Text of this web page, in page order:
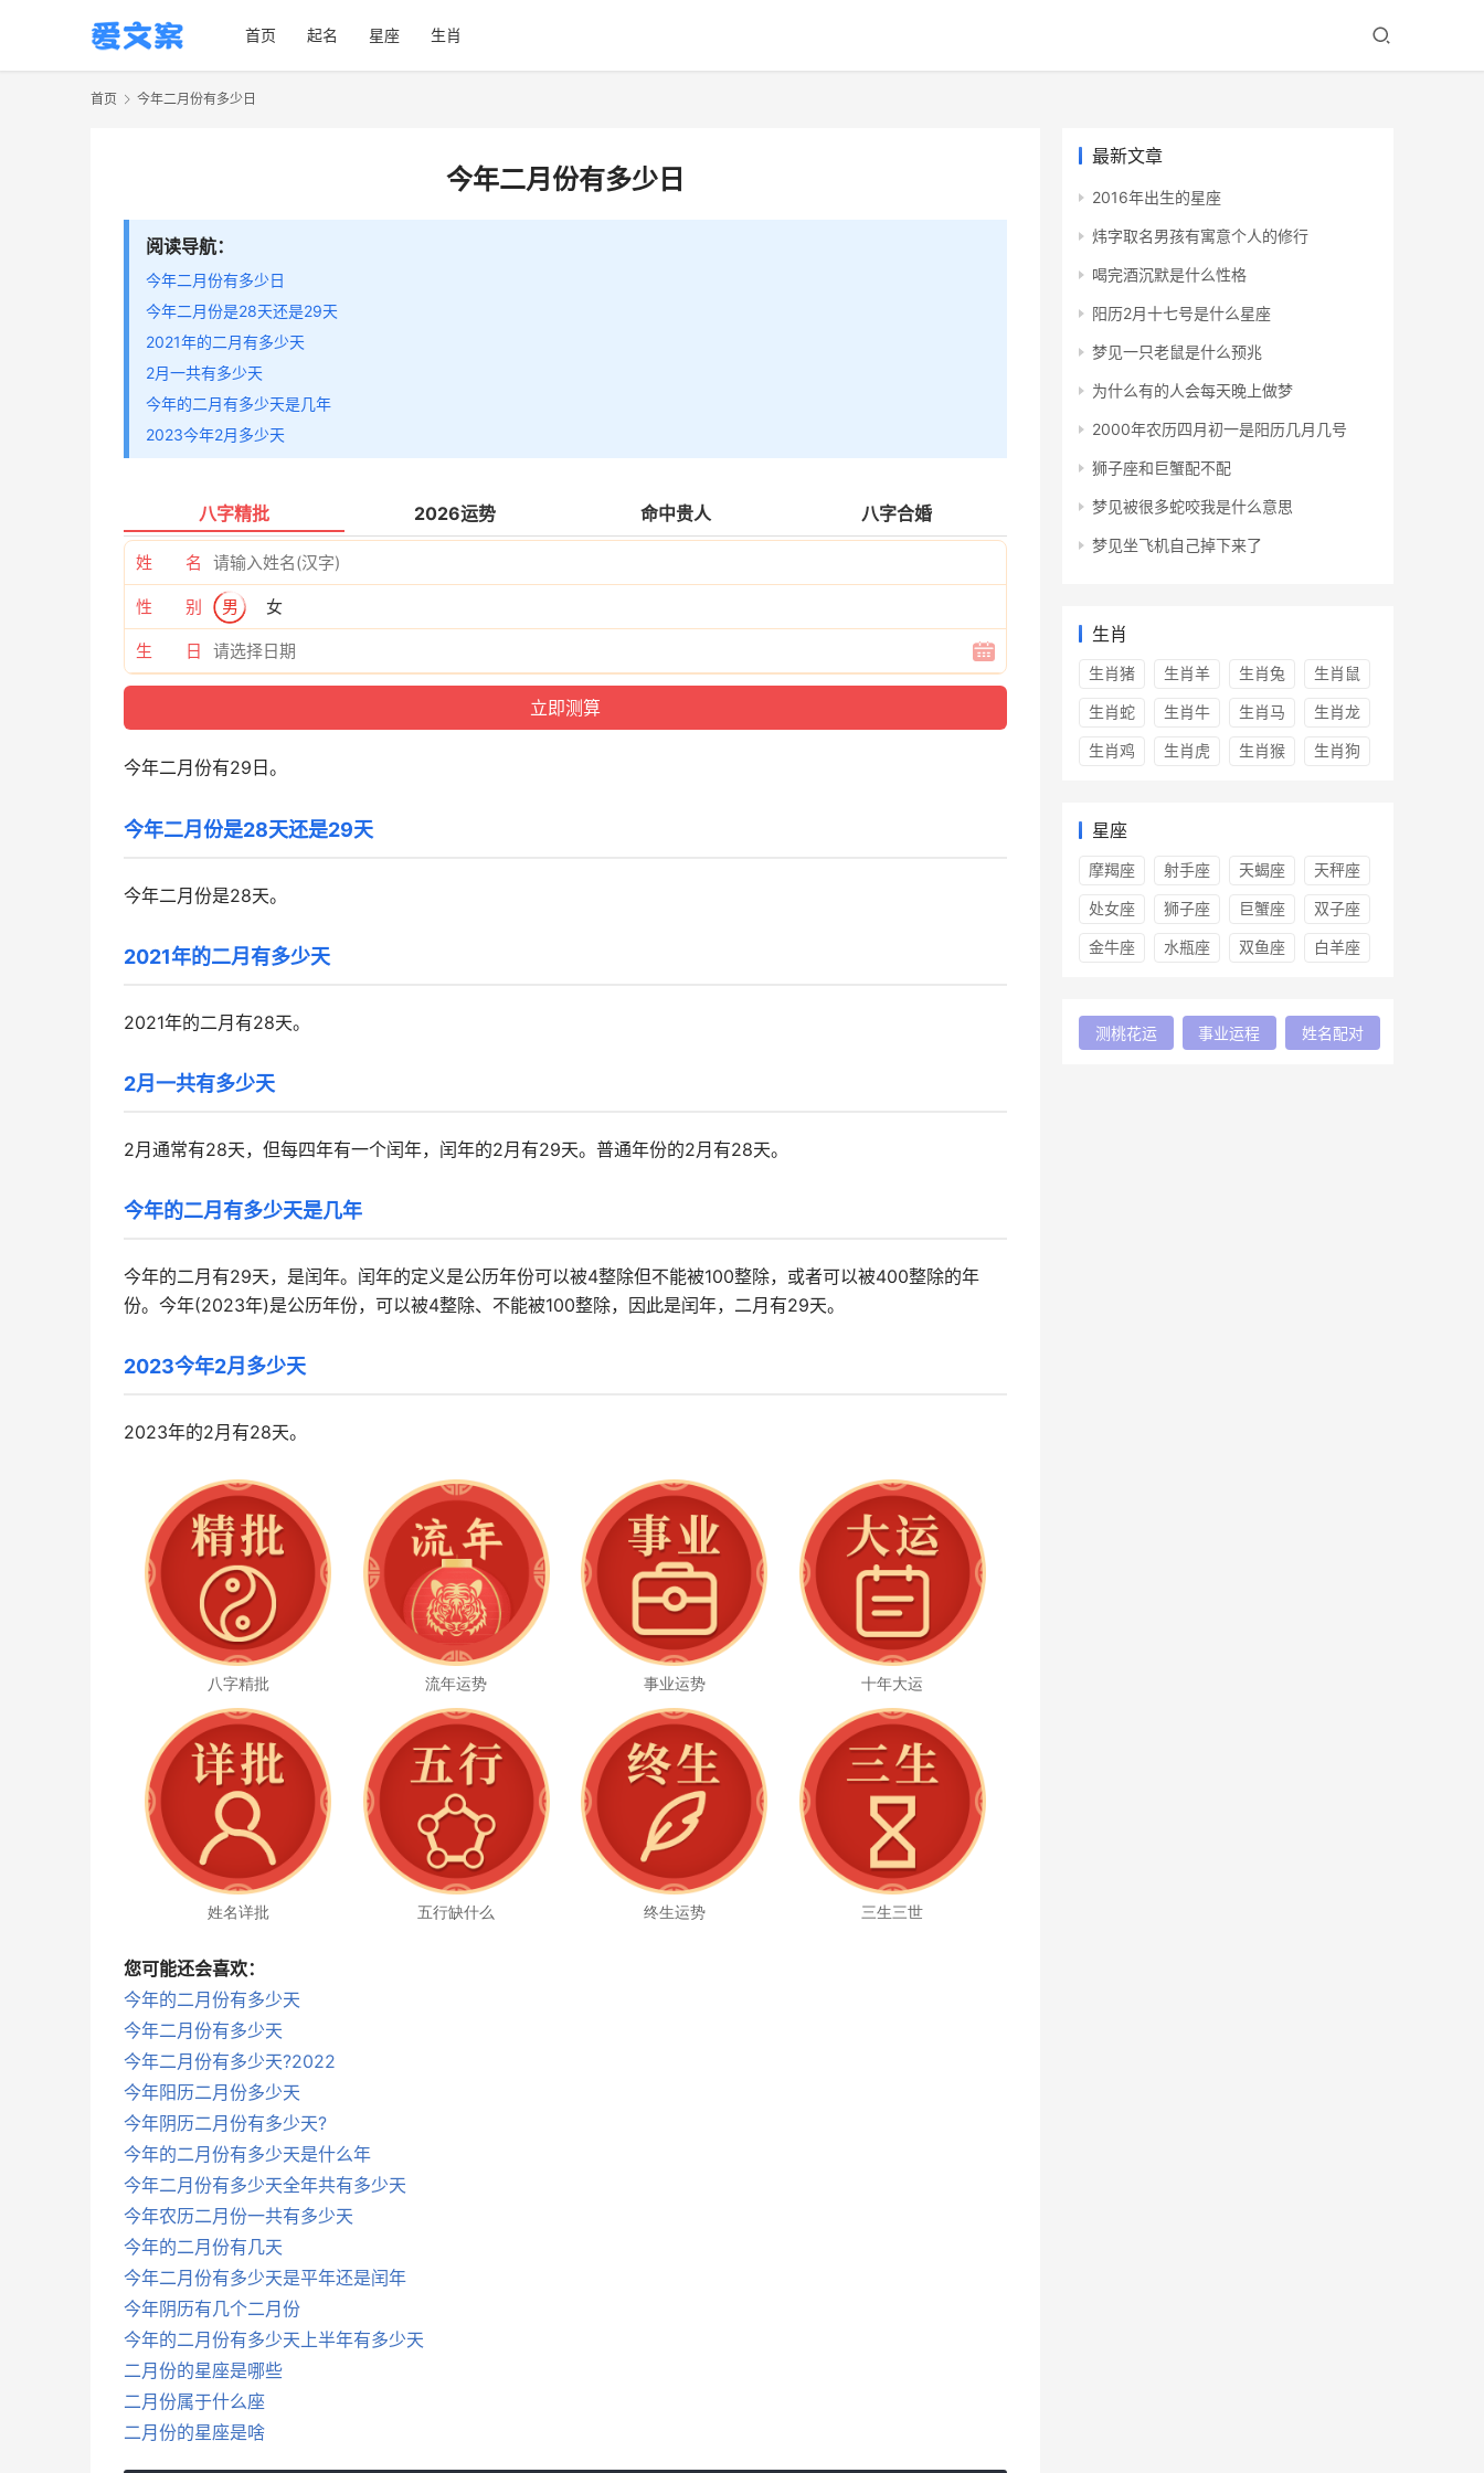
首页 起名 星座 生肖
首页 今年二月份有多少日
今年二月份有多少日
阅读导航：
今年二月份有多少日
今年二月份是28天还是29天
2021年的二月有多少天
2月一共有多少天
今年的二月有多少天是几年
2023今年2月多少天
八字精批 2026运势 命中贵人 八字合婚
姓 名
性 别 男 女
生 日
今年二月份有29日。
今年二月份是28天还是29天
今年二月份是28天。
2021年的二月有多少天
2021年的二月有28天。
2月一共有多少天
2月通常有28天，但每四年有一个闰年，闰年的2月有29天。普通年份的2月有28天。
今年的二月有多少天是几年
今年的二月有29天，是闰年。闰年的定义是公历年份可以被4整除但不能被100整除，或者可以被400整除的年
份。今年(2023年)是公历年份，可以被4整除、不能被100整除，因此是闰年，二月有29天。
2023今年2月多少天
2023年的2月有28天。
八字精批 流年运势 事业运势 十年大运
姓名详批 五行缺什么 终生运势 三生三世
您可能还会喜欢：
今年的二月份有多少天
今年二月份有多少天
今年二月份有多少天?2022
今年阳历二月份多少天
今年阴历二月份有多少天?
今年的二月份有多少天是什么年
今年二月份有多少天全年共有多少天
今年农历二月份一共有多少天
今年的二月份有几天
今年二月份有多少天是平年还是闰年
今年阴历有几个二月份
今年的二月份有多少天上半年有多少天
二月份的星座是哪些
二月份属于什么座
二月份的星座是啥
最新文章
2016年出生的星座
炜字取名男孩有寓意个人的修行
喝完酒沉默是什么性格
阳历2月十七号是什么星座
梦见一只老鼠是什么预兆
为什么有的人会每天晚上做梦
2000年农历四月初一是阳历几月几号
狮子座和巨蟹配不配
梦见被很多蛇咬我是什么意思
梦见坐飞机自己掉下来了
生肖
生肖猪 生肖羊 生肖兔 生肖鼠
生肖蛇 生肖牛 生肖马 生肖龙
生肖鸡 生肖虎 生肖猴 生肖狗
星座
摩羯座 射手座 天蝎座 天秤座
处女座 狮子座 巨蟹座 双子座
金牛座 水瓶座 双鱼座 白羊座
测桃花运 事业运程 姓名配对